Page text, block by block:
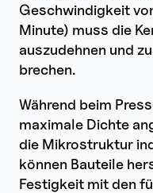
Geschwindigkeit
Minute) muss die
auszudehnen und
brechen.
Während beim
maximale Dichte
die Mikrostruktur
können Bauteile
Festigkeit mit den